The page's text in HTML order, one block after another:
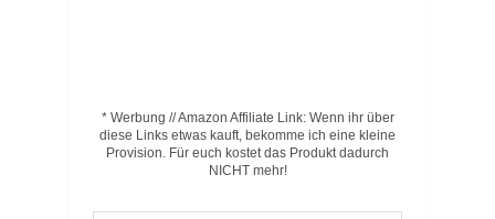
* Werbung // Amazon Affiliate Link: Wenn ihr über
diese Links etwas kauft, bekomme ich eine kleine
Provision. Für euch kostet das Produkt dadurch
NICHT mehr!